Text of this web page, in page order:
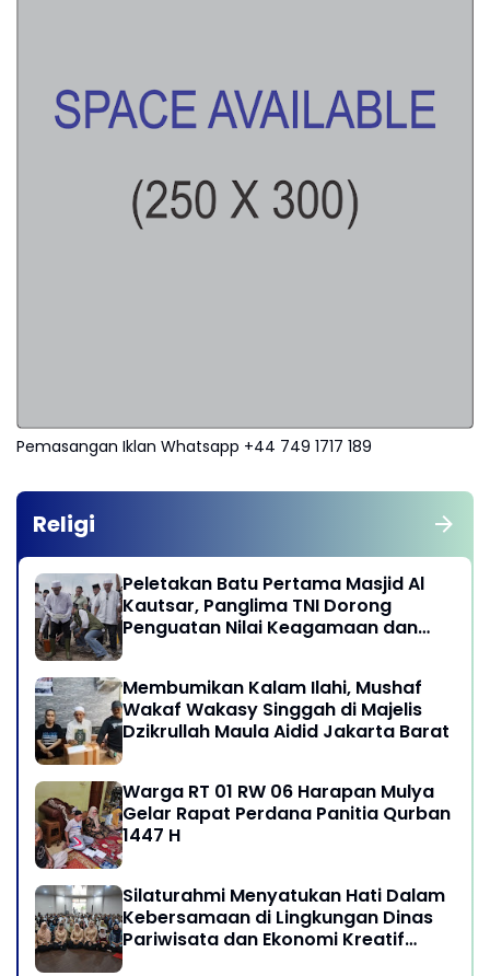
Pemasangan Iklan Whatsapp +44 749 1717 189
Religi
Peletakan Batu Pertama Masjid Al
Kautsar, Panglima TNI Dorong
Penguatan Nilai Keagamaan dan
Membumikan Kalam Ilahi, Mushaf
Wakaf Wakasy Singgah di Majelis
Dzikrullah Maula Aidid Jakarta Barat
Warga RT 01 RW 06 Harapan Mulya
Gelar Rapat Perdana Panitia Qurban
1447 H
Silaturahmi Menyatukan Hati Dalam
Kebersamaan di Lingkungan Dinas
Pariwisata dan Ekonomi Kreatif